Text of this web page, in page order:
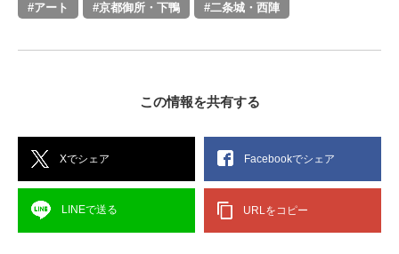
#アート #京都御所・下鴨 #二条城・西陣
この情報を共有する
Xでシェア Facebookでシェア
LINEで送る URLをコピー